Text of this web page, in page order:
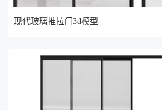
现代玻璃推拉门3d模型